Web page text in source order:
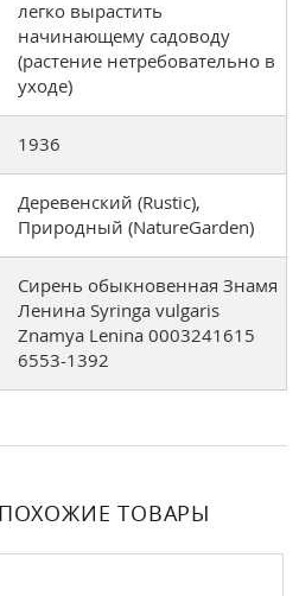
легко вырастить
начинающему садоводу
(растение нетребовательно в
уходе)
1936
Деревенский (Rustic),
Природный (NatureGarden)
Сирень обыкновенная Знамя
Ленина Syringa vulgaris
Znamya Lenina 0003241615
6553-1392
ТОВАРЫ